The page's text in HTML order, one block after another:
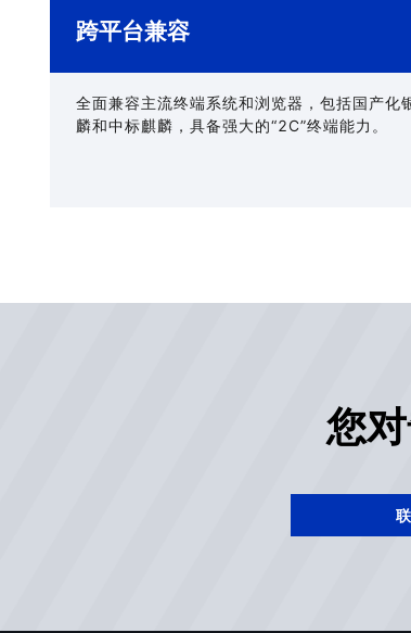
跨平台兼容
全面兼容主流终端系统和浏览器，包括国产化
麟和中标麒麟，具备强大的“2C”终端能力。
您